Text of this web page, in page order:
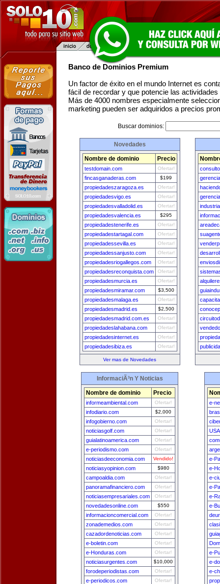
Banco de Dominios Premium
Un factor de éxito en el mundo Internet es
fácil de recordar y que potencie las
Más de 4000 nombres especialmente
marketing pueden ser adquiridos a precios
Buscar dominios:
Novedades
Nombre de dominio Precio
testdomain.com Ofertar!
fincasganaderas.com $199
propiedadeszaragoza.es Ofertar!
propiedadesvigo.es Ofertar!
propiedadesvalladolid.es Ofertar!
propiedadesvalencia.es $295
propiedadestenerife.es Ofertar!
propiedadestartagal.com Ofertar!
propiedadessevilla.es Ofertar!
propiedadessanjusto.com Ofertar!
propiedadesriogallegos.com Ofertar!
propiedadesreconquista.com Ofertar!
propiedadesmurcia.es Ofertar!
propiedadesmiramar.com $3,500
propiedadesmalaga.es Ofertar!
propiedadesmadrid.es $2,500
propiedadesmadrid.com.es Ofertar!
propiedadeslahabana.com Ofertar!
propiedadesinternet.es Ofertar!
propiedadesibiza.es Ofertar!
Ver mas de Novedades
InformaciÃ³n Y Noticias
Nombre de dominio Precio
informeambiental.com Ofertar!
infodiario.com $2,000
infogobierno.com Ofertar!
noticiasgolf.com Ofertar!
guialatinoamerica.com Ofertar!
e-periodismo.com Ofertar!
noticiasdeeconomia.com Vendido!
noticiasyopinion.com $980
campoaldia.com Ofertar!
panoramafinanciero.com Ofertar!
noticiasempresariales.com Ofertar!
novedadesonline.com $550
informacioncomercial.com Ofertar!
zonademedios.com Ofertar!
cazadordenoticias.com Ofertar!
e-boletin.com Ofertar!
e-Honduras.com Ofertar!
noticiasurgentes.com $10,000
forodeperiodistas.com Ofertar!
e-periodicos.com Ofertar!
e-
e-
e-
e-
e-
e-
e-
e-
e-
e-